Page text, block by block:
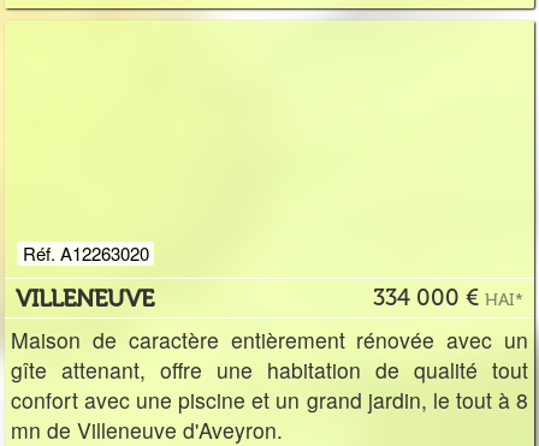
Réf. A12263020
VILLENEUVE 334 000 € HAI*
Maison de caractère entièrement rénovée avec un
gîte attenant, offre une habitation de qualité tout
confort avec une piscine et un grand jardin, le tout à 8
mn de Villeneuve d'Aveyron.